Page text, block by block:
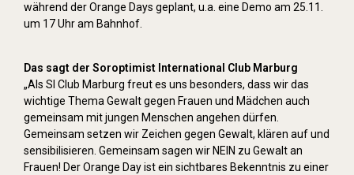
während der Orange Days geplant, u.a. eine Demo am 25.11.
um 17 Uhr am Bahnhof.
Das sagt der Soroptimist International Club Marburg
„Als SI Club Marburg freut es uns besonders, dass wir das
wichtige Thema Gewalt gegen Frauen und Mädchen auch
gemeinsam mit jungen Menschen angehen dürfen.
Gemeinsam setzen wir Zeichen gegen Gewalt, klären auf und
sensibilisieren. Gemeinsam sagen wir NEIN zu Gewalt an
Frauen! Der Orange Day ist ein sichtbares Bekenntnis zu einer